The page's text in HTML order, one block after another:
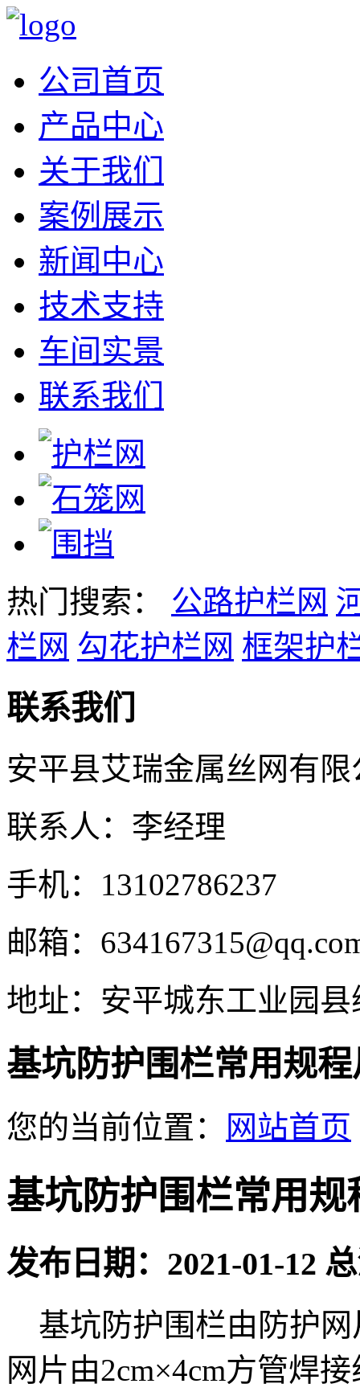
公司首页
产品中心
关于我们
案例展示
新闻中心
技术支持
车间实景
联系我们
热门搜索： 公路护栏网
栏网 勾花护栏网 框架护
联系我们
安平县艾瑞金属丝网有限
联系人：李经理
手机：13102786237
邮箱：
地址：安平城东工业园县
基坑防护围栏常用规
您的当前位置： 网站首页
基坑防护围栏常用规
发布日期：2021-01-12
基坑防护围栏由防护网
网片由2cm×4cm方管焊